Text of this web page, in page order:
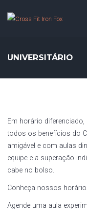
UNIVERSITÁRIO
Em horário
todos os benefícios do
amigável e com aulas
equipe e a superação
cabe no bolso.
Conheça nossos
Agende uma aula